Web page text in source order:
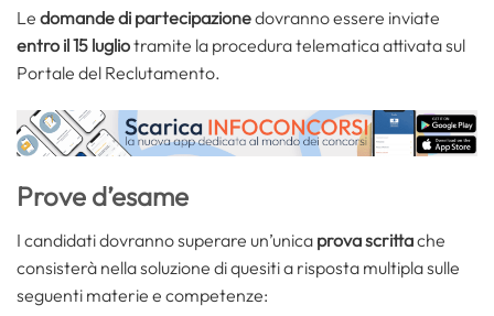
Le domande di partecipazionedovranno essere inviate
entro il 15 lugliotramite la procedura telematica attivata sul
Portale del Reclutamento.
Prove d’esame
I candidati dovranno superare un’unica prova scrittache
consisterà nella soluzione di quesiti a risposta multipla sulle
seguenti materie e competenze: